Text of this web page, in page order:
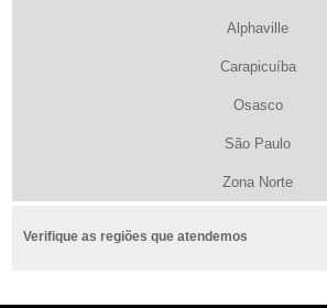
Alphaville
Carapicuíba
Osasco
São Paulo
Zona Norte
Verifique as regiões que atendemos